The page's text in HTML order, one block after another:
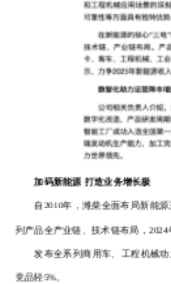
加码新能源 打造业务增长极
自2010年，潍柴全面布局新能
列产品全产业链、技术链布局，
发布全系列商用车、工程机械
竞品轻5%。